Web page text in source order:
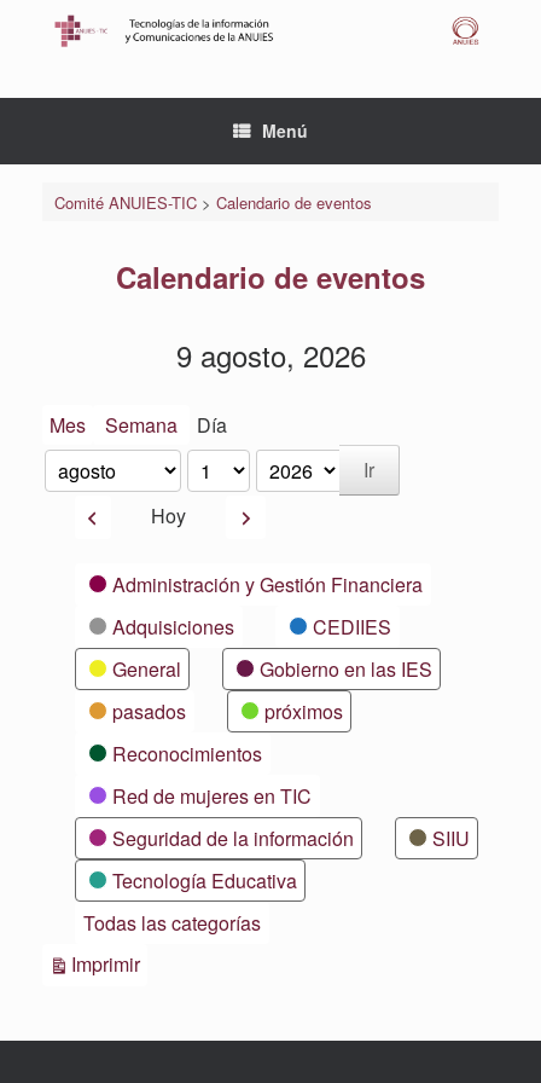
Menú
Comité ANUIES-TIC> Calendario de eventos
Calendario de eventos
9 agosto, 2026
Mes Semana Día
Mes
Día
Año
AnteriorHoy Siguiente
CategoríasAdministración y Gestión Financiera
Adquisiciones
CEDIIES
General
Gobierno en las IES
pasados
próximos
Reconocimientos
Red de mujeres en TIC
Seguridad de la información
SIIU
Tecnología Educativa
Todas las categorías
ImprimirVistas